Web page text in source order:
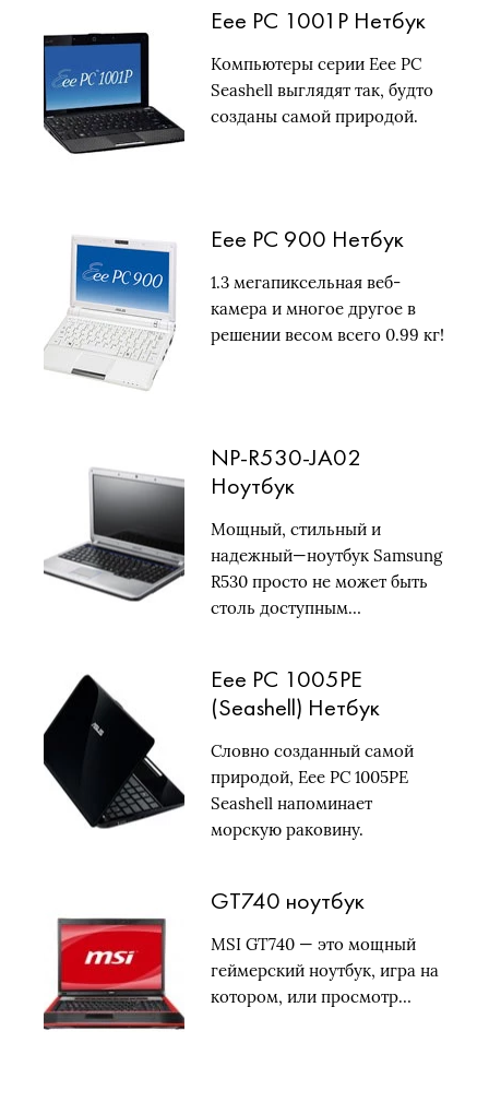
Eee PC 1001P Нетбук
Компьютеры серии Eee PC
Seashell выглядят так, будто
созданы самой природой.
Eee PC 900 Нетбук
1.3 мегапиксельная веб-
камера и многое другое в
решении весом всего 0.99 кг!
NP-R530-JA02
Ноутбук
Мощный, стильный и
надежный—ноутбук Samsung
R530 просто не может быть
столь доступным…
Eee PC 1005PE
(Seashell) Нетбук
Словно созданный самой
природой, Eee PC 1005PE
Seashell напоминает
морскую раковину.
GT740 ноутбук
MSI GT740 — это мощный
геймерский ноутбук, игра на
котором, или просмотр…